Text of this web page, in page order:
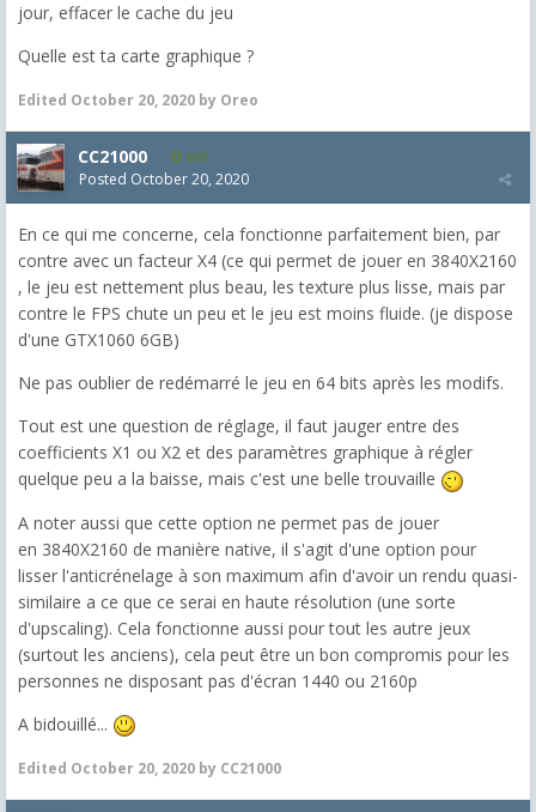
jour, effacer le cache du jeu
Quelle est ta carte graphique ?
Edited October 20, 2020 by Oreo
CC21000 608
Posted October 20, 2020
En ce qui me concerne, cela fonctionne parfaitement bien, par
contre avec un facteur X4 (ce qui permet de jouer en 3840X2160
, le jeu est nettement plus beau, les texture plus lisse, mais par
contre le FPS chute un peu et le jeu est moins fluide. (je dispose
d'une GTX1060 6GB)
Ne pas oublier de redémarré le jeu en 64 bits après les modifs.
Tout est une question de réglage, il faut jauger entre des
coefficients X1 ou X2 et des paramètres graphique à régler
quelque peu a la baisse, mais c'est une belle trouvaille
A noter aussi que cette option ne permet pas de jouer
en 3840X2160 de manière native, il s'agit d'une option pour
lisser l'anticrénelage à son maximum afin d'avoir un rendu quasi-
similaire a ce que ce serai en haute résolution (une sorte
d'upscaling). Cela fonctionne aussi pour tout les autre jeux
(surtout les anciens), cela peut être un bon compromis pour les
personnes ne disposant pas d'écran 1440 ou 2160p
A bidouillé...
Edited October 20, 2020 by CC21000